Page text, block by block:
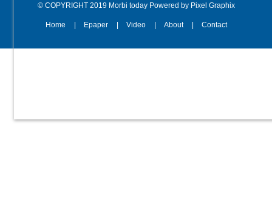
© COPYRIGHT 2019 Morbi today Powered by Pixel Graphix
Home Epaper Video About Contact